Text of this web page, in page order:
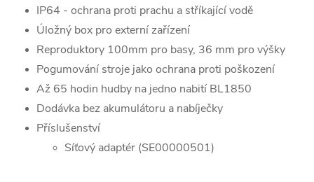
IP64 - ochrana proti prachu a stříkající vodě
Úložný box pro externí zařízení
Reproduktory 100mm pro basy, 36 mm pro výšky
Pogumování stroje jako ochrana proti poškození
Až 65 hodin hudby na jedno nabití BL1850
Dodávka bez akumulátoru a nabíječky
Příslušenství
Síťový adaptér (SE00000501)